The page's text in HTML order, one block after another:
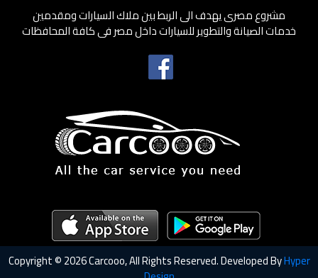
مشروع مصرى يهدف الى الربط بين ملاك السيارات ومقدمين
خدمات الصيانة والتطوير للسيارات داخل مصر فى كافة المحافظات
Copyright © 2026 Carcooo, All Rights Reserved. Developed ByHyper